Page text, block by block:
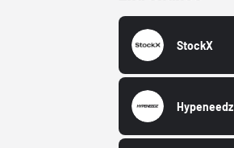
StockX
Hypeneedz